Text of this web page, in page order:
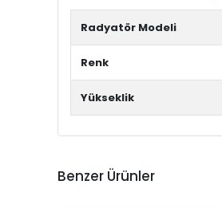
Radyatör Modeli
Renk
Yükseklik
Benzer Ürünler